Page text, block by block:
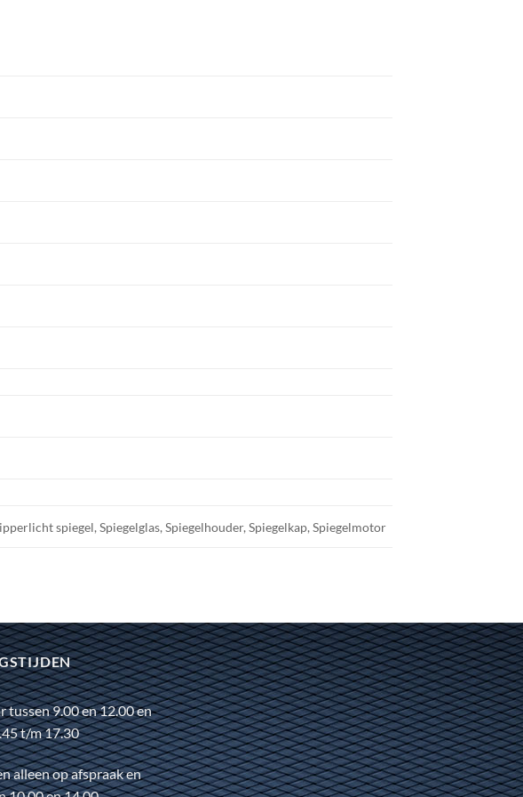
spiegel, Spiegelglas, Spiegelhouder, Spiegelkap, Spiegelmotor
tussen 9.00 en 12.00 en
t/m 17.30
alleen op afspraak en